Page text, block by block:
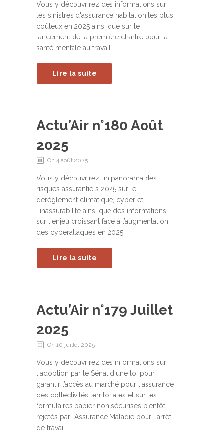
Vous y découvrirez des informations sur
les sinistres d'assurance habitation les plus
coûteux en 2025 ainsi que sur le
lancement de la première chartre pour la
santé mentale au travail.
Lire la suite
Actu’Air n°180 Août
2025
On 4 août 2025
Vous y découvrirez un panorama des
risques assurantiels 2025 sur le
dérèglement climatique, cyber et
l'inassurabilité ainsi que des informations
sur l'enjeu croissant face à l’augmentation
des cyberattaques en 2025.
Lire la suite
Actu’Air n°179 Juillet
2025
On 10 juillet 2025
Vous y découvrirez des informations sur
l'adoption par le Sénat d'une loi pour
garantir l’accès au marché pour l'assurance
des collectivités territoriales et sur les
formulaires papier non sécurisés bientôt
rejetés par l’Assurance Maladie pour l'arrêt
de travail.